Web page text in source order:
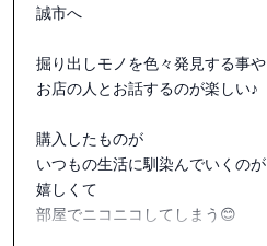
誠市へ
掘り出しモノを色々発見する事や
お店の人とお話するのが楽しい♪
購入したものが
いつもの生活に馴染んでいくのが
嬉しくて
部屋でニコニコしてしまう😊